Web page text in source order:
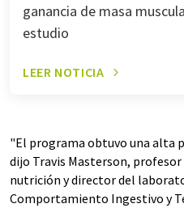
ganancia de masa
estudio
LEER NOTICIA
"El programa obtuvo una alta
dijo Travis Masterson,
nutrición y director del
Comportamiento Ingestivo y